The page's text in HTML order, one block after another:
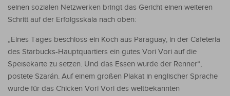
seinen sozialen Netzwerken bringt das Gericht einen weiteren
Schritt auf der Erfolgsskala nach oben:
„Eines Tages beschloss ein Koch aus Paraguay, in der Cafeteria
des Starbucks-Hauptquartiers ein gutes Vori Vori auf die
Speisekarte zu setzen. Und das Essen wurde der Renner“,
postete Szarán. Auf einem großen Plakat in englischer Sprache
wurde für das Chicken Vori Vori des weltbekannten